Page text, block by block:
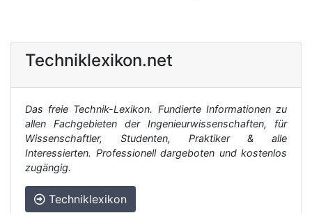
Techniklexikon.net
Das freie Technik-Lexikon. Fundierte Informationen zu
allen Fachgebieten der Ingenieurwissenschaften, für
Wissenschaftler, Studenten, Praktiker & alle
Interessierten. Professionell dargeboten und kostenlos
zugängig.
Techniklexikon